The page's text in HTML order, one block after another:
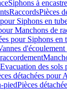
Siphons à
RaccordsPièces
Siphons en
Manchons de
pour Siphons en
Evacuation des sols
détachées pour
piedPièces